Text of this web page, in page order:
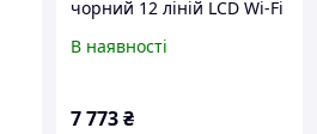
чорний 12 ліній LCD Wi-Fi
В наявності
7 773₴